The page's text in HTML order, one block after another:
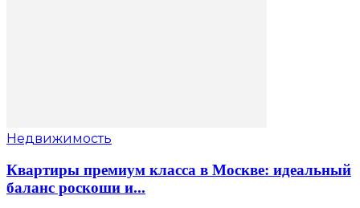
Недвижимость
Квартиры премиум класса в Москве: идеальный
баланс роскоши и...